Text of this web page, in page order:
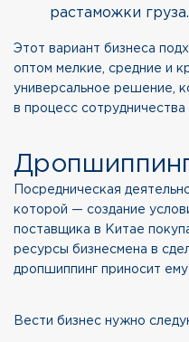
растаможки груза.
Этот вариант бизнеса
оптом мелкие, средние и
универсальное решение,
в процесс
Посредническая
которой — создание
поставщика в Китае
ресурсы бизнесмена в
дропшиппинг приносит ему
Вести бизнес нужно